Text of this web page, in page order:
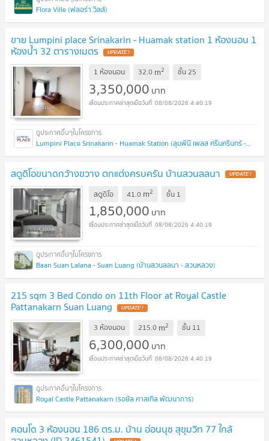
Flora Ville (ฟลอร่า วิลล์)
ขาย Lumpini place Srinakarin - Huamak station 1 ห้องนอน 1
ห้องน้ำ 32 ตารางเมตร UPDATE !
1 ห้องนอน 32.0 m2 ชั้น25
3,350,000 บาท
08/08/2026 4:40:19
Lumpini Place Srinakarin - Huamak Station (ลุมพินี เพลส ศรีนครินทร์ - หัวหมาก สเตชั่น)
สตูดิโอขนาดกว้างขวาง ตกแต่งครบครัน บ้านสวนลลนา UPDATE !
สตูดิโอ 41.0 m2 ชั้น 1
1,850,000 บาท
08/08/2026 4:40:19
Baan Suan Lalana - Suan Luang (บ้านสวนลลนา - สวนหลวง)
215 sqm 3 Bed Condo on 11th Floor at Royal Castle
Pattanakarn Suan Luang UPDATE !
3 ห้องนอน 215.0 m2 ชั้น 11
6,300,000 บาท
08/08/2026 4:40:19
Royal Castle Pattanakarn (รอยัล คาสเทิล พัฒนาการ)
คอนโด 3 ห้องนอน 186 ตร.ม. บ้าน อ่อนนุช สุขุมวิท 77 ใกล้